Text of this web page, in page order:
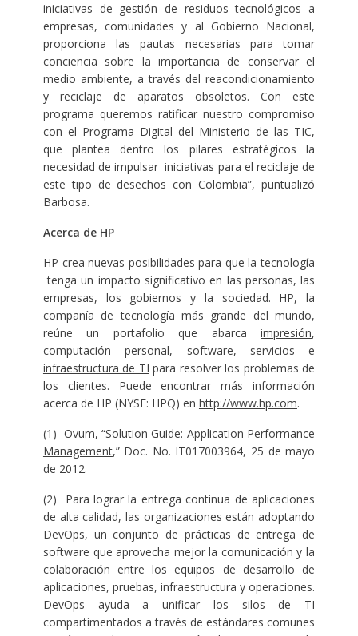
iniciativas de gestión de residuos tecnológicos a
empresas, comunidades y al Gobierno Nacional,
proporciona las pautas necesarias para tomar
conciencia sobre la importancia de conservar el
medio ambiente, a través del reacondicionamiento
y reciclaje de aparatos obsoletos. Con este
programa queremos ratificar nuestro compromiso
con el Programa Digital del Ministerio de las TIC,
que plantea dentro los pilares estratégicos la
necesidad de impulsar iniciativas para el reciclaje de
este tipo de desechos con Colombia”, puntualizó
Barbosa.
Acerca de HP
HP crea nuevas posibilidades para que la tecnología
tenga un impacto significativo en las personas, las
empresas, los gobiernos y la sociedad. HP, la
compañía de tecnología más grande del mundo,
reúne un portafolio que abarcaimpresión,
computación personal, software, servicios e
infraestructura de TI para resolver los problemas de
los clientes. Puede encontrar más información
acerca de HP (NYSE: HPQ) en http://www.hp.com.
(1) Ovum, “Solution Guide: Application Performance
Management,” Doc. No. IT017003964, 25 de mayo
de 2012.
(2) Para lograr la entrega continua de aplicaciones
de alta calidad, las organizaciones están adoptando
DevOps, un conjunto de prácticas de entrega de
software que aprovecha mejor la comunicación y la
colaboración entre los equipos de desarrollo de
aplicaciones, pruebas, infraestructura y operaciones.
DevOps ayuda a unificar los silos de TI
compartimentados a través de estándares comunes